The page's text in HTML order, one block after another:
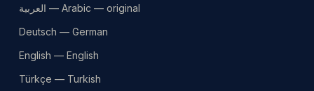
العربية — Arabic — original
Deutsch — German
English — English
Türkçe — Turkish